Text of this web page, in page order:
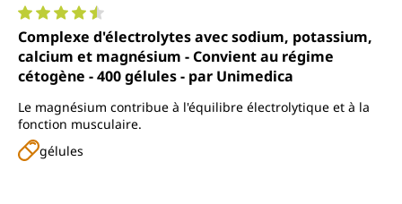
Note moyenne de 4.5 sur 5 étoiles
Complexe d'électrolytes avec sodium, potassium,
calcium et magnésium - Convient au régime
cétogène - 400 gélules - par Unimedica
Le magnésium contribue à l'équilibre électrolytique et à la
fonction musculaire.
gélules